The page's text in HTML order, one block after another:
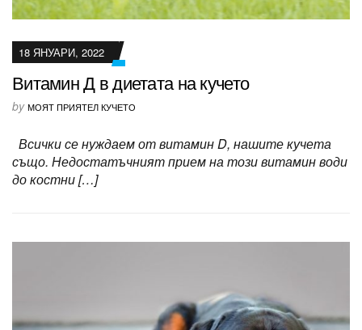
18 ЯНУАРИ, 2022
Витамин Д в диетата на кучето
by МОЯТ ПРИЯТЕЛ КУЧЕТО
Всички се нуждаем от витамин D, нашите кучета
също. Недостатъчният прием на този витамин води
до костни […]